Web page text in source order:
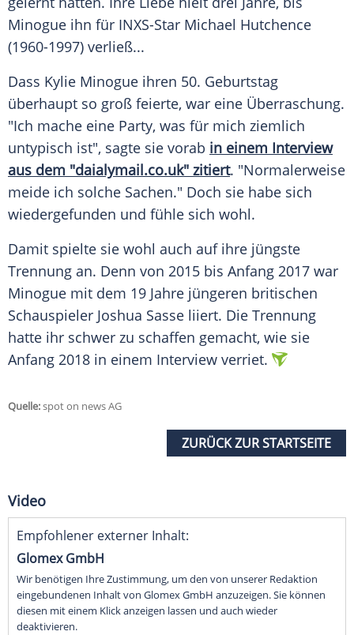
Minogue ihn für INXS-Star Michael Hutchence
(1960-1997) verließ...
Dass Kylie Minogue ihren 50. Geburtstag
überhaupt so groß feierte, war eine Überraschung.
"Ich mache eine Party, was für mich ziemlich
untypisch ist", sagte sie vorab in einem Interview
aus dem "daialymail.co.uk" zitiert. "Normalerweise
meide ich solche Sachen." Doch sie habe sich
wiedergefunden und fühle sich wohl.
Damit spielte sie wohl auch auf ihre jüngste
Trennung an. Denn von 2015 bis Anfang 2017 war
Minogue mit dem 19 Jahre jüngeren britischen
Schauspieler Joshua Sasse liiert. Die Trennung
hatte ihr schwer zu schaffen gemacht, wie sie
Anfang 2018 in einem Interview verriet.
Quelle:spot on news AG
ZURÜCK ZUR STARTSEITE
Video
Empfohlener externer Inhalt:
Glomex GmbH
Wir benötigen Ihre Zustimmung, um den von unserer Redaktion
eingebundenen Inhalt von Glomex GmbH anzuzeigen. Sie können
diesen mit einem Klick anzeigen lassen und auch wieder
deaktivieren.